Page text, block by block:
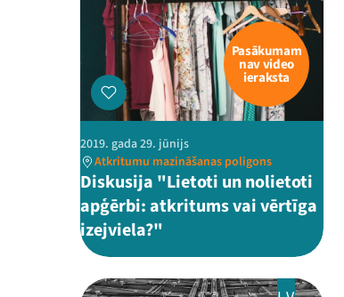
Pasākumam
nav video
ieraksta
2019. gada 29. jūnijs
Atkritumu mazināšanas poligons
Diskusija "Lietoti un nolietoti
apģērbi: atkritums vai vērtīga
izejviela?"